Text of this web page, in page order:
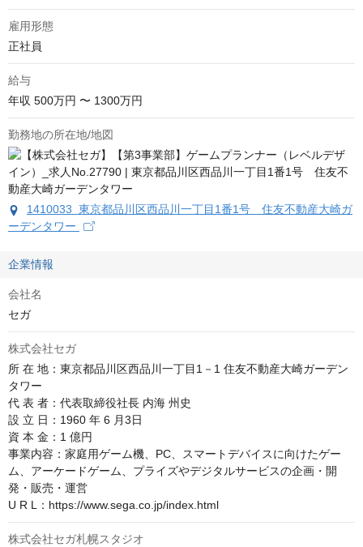
雇用形態
正社員
給与
年収 500万円 〜 1300万円
勤務地の所在地/地図
1410033 東京都品川区西品川一丁目1番1号 住友不動産大崎ガ
ーデンタワー
企業情報
会社名
セガ
株式会社セガ
所 在 地：東京都品川区西品川一丁目1－1 住友不動産大崎ガーデン
タワー
代 表 者：代表取締役社長 内海 州史
設 立 日：1960 年 6 月3日
資 本 金：1 億円
事業内容：家庭用ゲーム機、PC、スマートデバイスに向けたゲー
ム、アーケードゲーム、プライズやデジタルサービスの企画・開
発・販売・運営
U R L：https://www.sega.co.jp/index.html
株式会社セガ札幌スタジオ